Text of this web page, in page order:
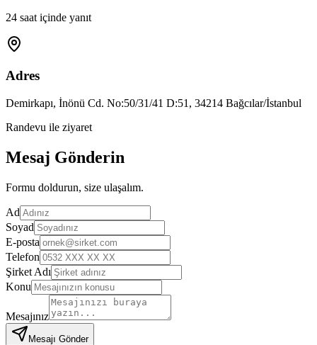
24 saat içinde yanıt
Adres
Demirkapı, İnönü Cd. No:50/31/41 D:51, 34214 Bağcılar/İstanbul
Randevu ile ziyaret
Mesaj Gönderin
Formu doldurun, size ulaşalım.
Ad
Soyad
E-posta
Telefon
Şirket Adı
Konu
Mesajınız
Mesajı Gönder